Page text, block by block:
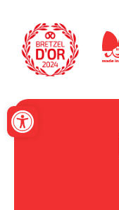
Ouvrir la barre d’outils